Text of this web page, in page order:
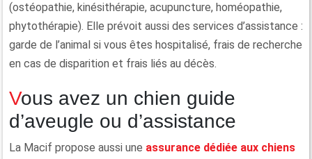
(ostéopathie, kinésithérapie, acupuncture, homéopathie,
phytothérapie). Elle prévoit aussi des services d’assistance :
garde de l’animal si vous êtes hospitalisé, frais de recherche
en cas de disparition et frais liés au décès.
Vous avez un chien guide
d’aveugle ou d’assistance
La Macif propose aussi une assurance dédiée aux chiens